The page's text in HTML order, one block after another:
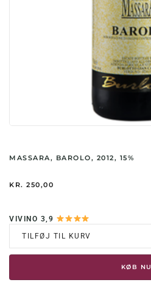
MASSARA, BAROLO, 2012, 15%
KR. 250,00
VIVINO 3,9
TILFØJ TIL KURV
KØB NU